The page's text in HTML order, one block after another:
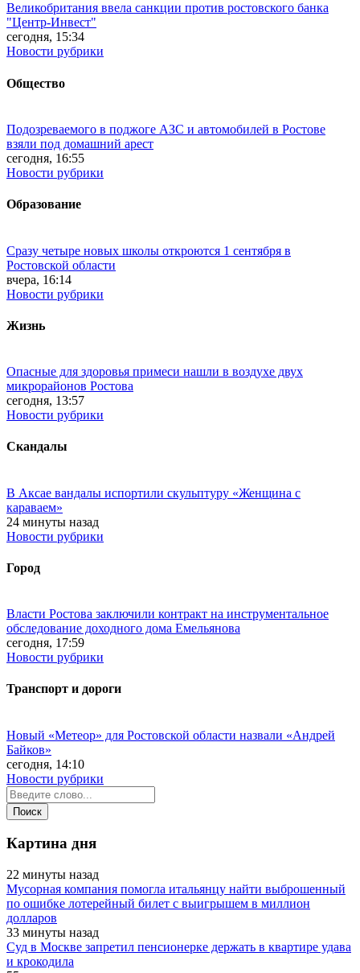
Великобритания ввела санкции против ростовского банка
"Центр-Инвест"
сегодня, 15:34
Новости рубрики
Общество
Подозреваемого в поджоге АЗС и автомобилей в Ростове
взяли под домашний арест
сегодня, 16:55
Новости рубрики
Образование
Сразу четыре новых школы откроются 1 сентября в
Ростовской области
вчера, 16:14
Новости рубрики
Жизнь
Опасные для здоровья примеси нашли в воздухе двух
микрорайонов Ростова
сегодня, 13:57
Новости рубрики
Скандалы
В Аксае вандалы испортили скульптуру «Женщина с
караваем»
24 минуты назад
Новости рубрики
Город
Власти Ростова заключили контракт на инструментальное
обследование доходного дома Емельянова
сегодня, 17:59
Новости рубрики
Транспорт и дороги
Новый «Метеор» для Ростовской области назвали «Андрей
Байков»
сегодня, 14:10
Новости рубрики
Картина дня
22 минуты назад
Мусорная компания помогла итальянцу найти выброшенный
по ошибке лотерейный билет с выигрышем в миллион
долларов
33 минуты назад
Суд в Москве запретил пенсионерке держать в квартире удава
и крокодила